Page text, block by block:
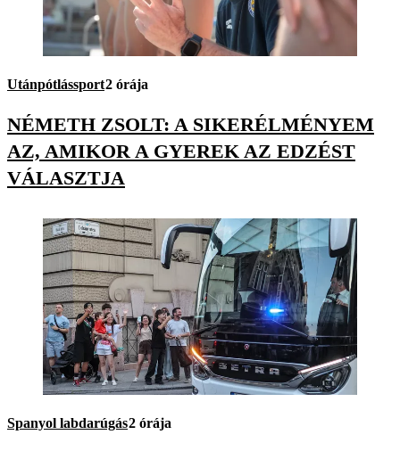
Utánpótlássport2 órája
NÉMETH ZSOLT: A SIKERÉLMÉNYEM
AZ, AMIKOR A GYEREK AZ EDZÉST
VÁLASZTJA
Spanyol labdarúgás2 órája